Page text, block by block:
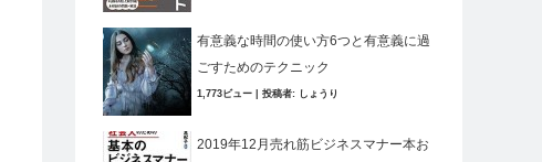
有意義な時間の使い方6つと有意義に過
ごすためのテクニック
1,773ビュー 投稿者: しょうり
2019年12月売れ筋ビジネスマナー本お